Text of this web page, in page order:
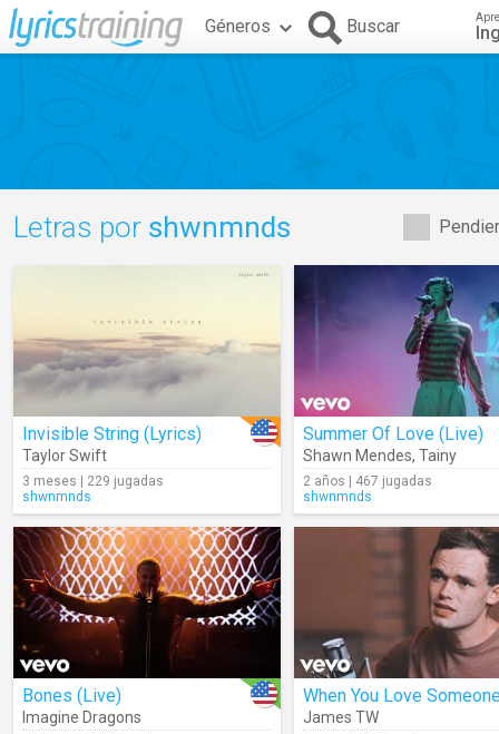
Géneros Buscar
Letras por shwnmnds
Invisible String (Lyrics)
Taylor Swift
3 meses | 229 jugadas
shwnmnds
Summer Of Love (Live)
Shawn Mendes, Tainy
2 años | 467 jugadas
shwnmnds
Bones (Live)
Imagine Dragons James TW